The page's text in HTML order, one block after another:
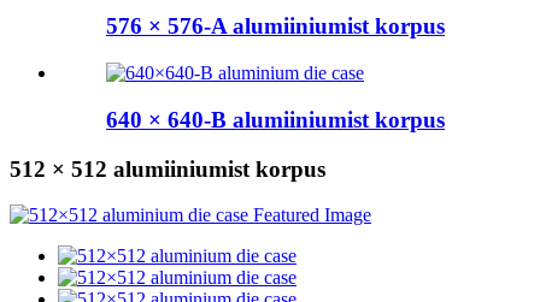
576 × 576-A alumiiniumist korpus
640 × 640-B alumiiniumist korpus
512 × 512 alumiiniumist korpus